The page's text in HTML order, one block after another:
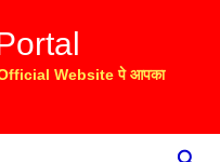
Website पे आपका